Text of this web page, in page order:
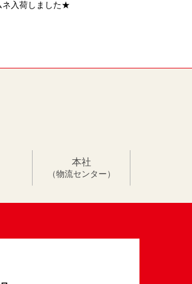
ネ入荷しました★
本社
（物流センター）